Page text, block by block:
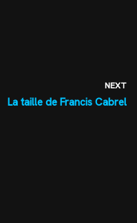
NEXT
La taille de Francis Cabrel